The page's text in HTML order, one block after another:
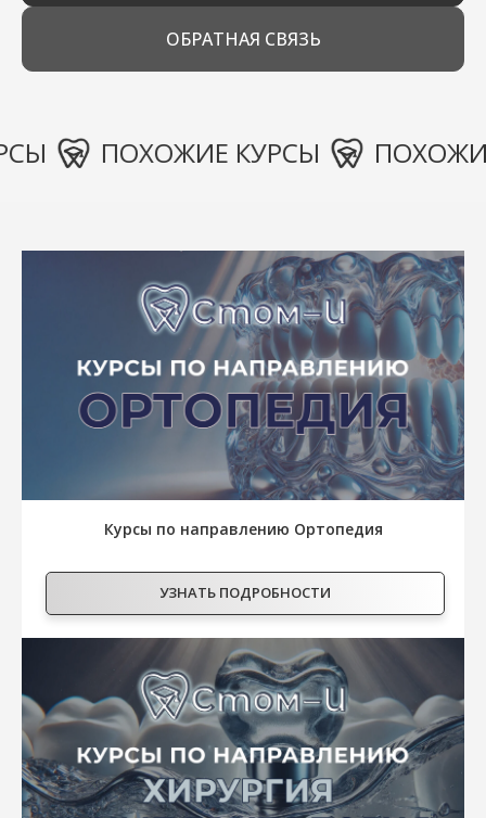
ОБРАТНАЯ СВЯЗЬ
ПОХОЖИЕ КУРСЫ ПОХОЖИЕ
Курсы по направлению Ортопедия
УЗНАТЬ ПОДРОБНОСТИ